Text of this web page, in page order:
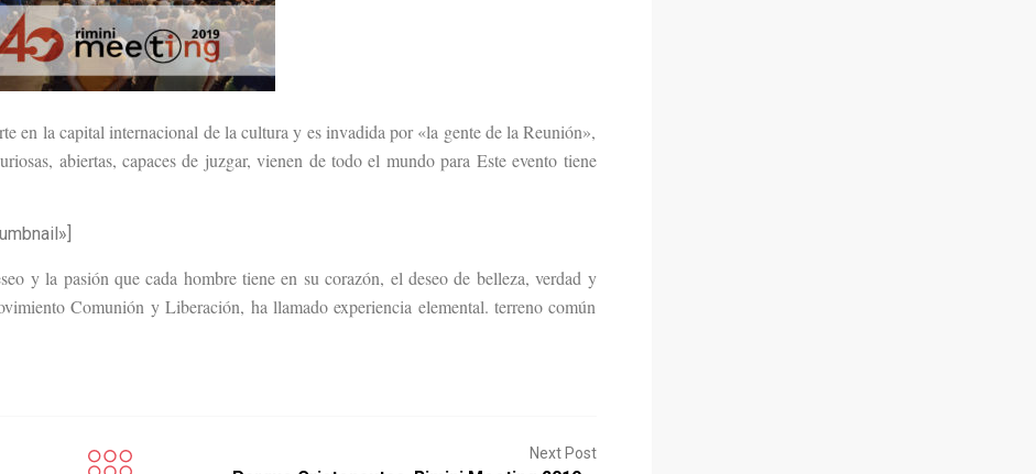
en la capital internacional de la cultura y es invadida por «la gente de la Reunión»,
abiertas, capaces de juzgar, vienen de todo el mundo para Este evento tiene
y la pasión que cada hombre tiene en su corazón, el deseo de belleza, verdad y
Comunión y Liberación, ha llamado experiencia elemental. terreno común
Next Post